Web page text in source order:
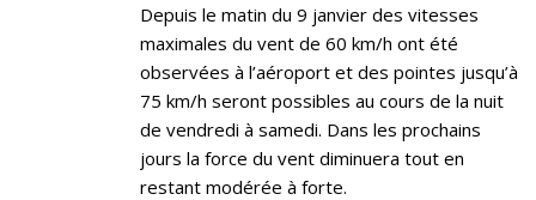
Depuis le matin du 9 janvier des vitesses
maximales du vent de 60 km/h ont été
observées à l’aéroport et des pointes jusqu’à
75 km/h seront possibles au cours de la nuit
de vendredi à samedi. Dans les prochains
jours la force du vent diminuera tout en
restant modérée à forte.